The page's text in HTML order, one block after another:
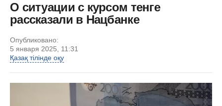
О ситуации с курсом тенге
рассказали в Нацбанке
Опубликовано:
5 января 2025, 11:31
Қазақ тілінде оқу